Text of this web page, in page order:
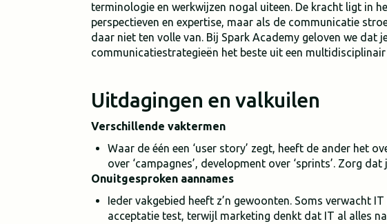
terminologie en werkwijzen nogal uiteen. De kracht ligt in
perspectieven en expertise, maar als de communicatie
daar niet ten volle van. Bij Spark Academy geloven we dat
communicatiestrategieën het beste uit een
Uitdagingen en valkuilen
Verschillende vaktermen
Waar de één een ‘user story’ zegt, heeft de ander het
over ‘campagnes’, development over ‘sprints’. Zorg
Onuitgesproken aannames
Ieder vakgebied heeft z’n gewoonten. Soms verwacht
acceptatie test, terwijl marketing denkt dat IT al alles